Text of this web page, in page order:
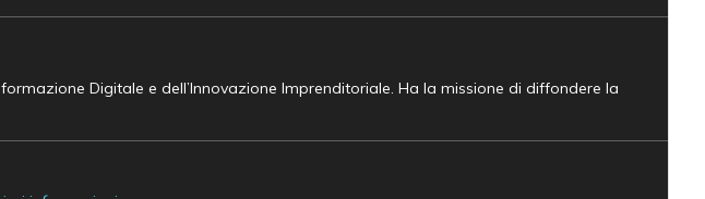
Digitale e dell’Innovazione Imprenditoriale. Ha la missione di diffondere la